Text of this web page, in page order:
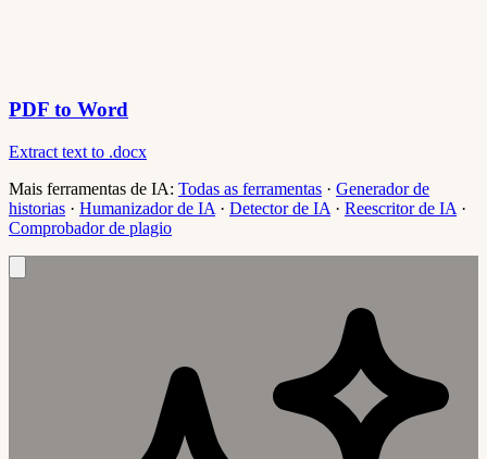
PDF to Word
Extract text to .docx
Mais ferramentas de IA: Todas as ferramentas · Generador de
historias · Humanizador de IA · Detector de IA · Reescritor de IA ·
Comprobador de plagio